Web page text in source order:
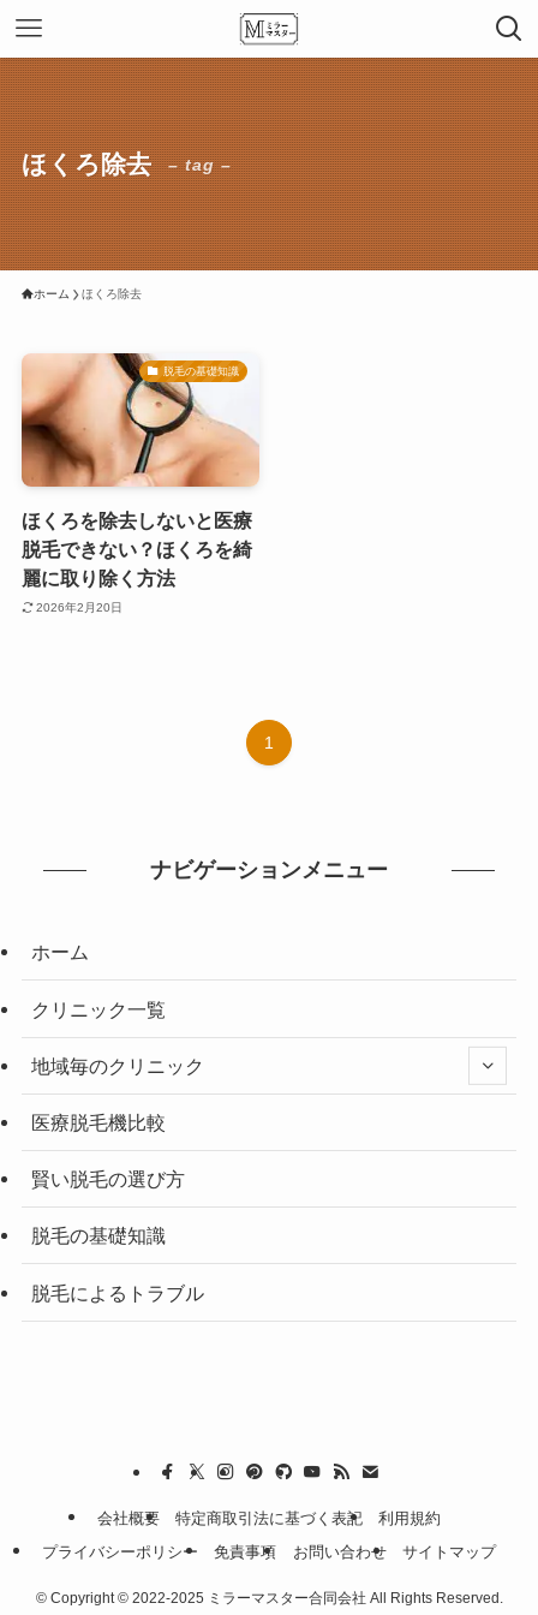
ほくろ除去 – tag –
ホーム ほくろ除去
脱毛の基礎知識
ほくろを除去しないと医療
脱毛できない？ほくろを綺
麗に取り除く方法
2026年2月20日
1
ナビゲーションメニュー
ホーム
クリニック一覧
地域毎のクリニック
医療脱毛機比較
賢い脱毛の選び方
脱毛の基礎知識
脱毛によるトラブル
会社概要 特定商取引法に基づく表記
利用規約
プライバシーポリシー
免責事項 お問い合わせ サイトマップ
©Copyright © 2022-2025 ミラーマスター合同会社 All Rights Reserved.